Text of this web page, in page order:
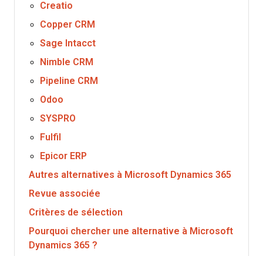
Creatio
Copper CRM
Sage Intacct
Nimble CRM
Pipeline CRM
Odoo
SYSPRO
Fulfil
Epicor ERP
Autres alternatives à Microsoft Dynamics 365
Revue associée
Critères de sélection
Pourquoi chercher une alternative à Microsoft
Dynamics 365 ?